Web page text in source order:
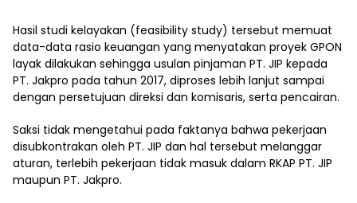
Hasil studi kelayakan (feasibility study) tersebut memuat
data-data rasio keuangan yang menyatakan proyek GPON
layak dilakukan sehingga usulan pinjaman PT. JIP kepada
PT. Jakpro pada tahun 2017, diproses lebih lanjut sampai
dengan persetujuan direksi dan komisaris, serta pencairan.
Saksi tidak mengetahui pada faktanya bahwa pekerjaan
disubkontrakan oleh PT. JIP dan hal tersebut melanggar
aturan, terlebih pekerjaan tidak masuk dalam RKAP PT. JIP
maupun PT. Jakpro.